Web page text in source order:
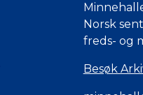
Norsk
freds- og
Besøk